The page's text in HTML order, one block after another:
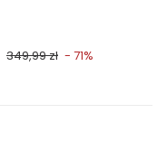
349,99 zł - 71%